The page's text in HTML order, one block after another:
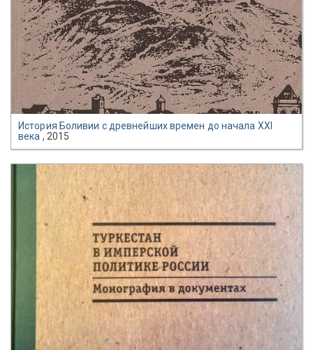
История Боливии с древнейших времен до начала XXI
века , 2015